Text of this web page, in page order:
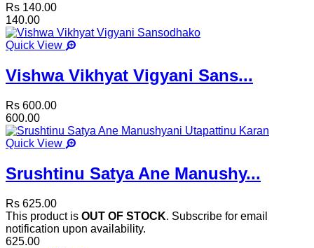
Rs 140.00
140.00
Quick View
Vishwa Vikhyat Vigyani Sans...
Rs 600.00
600.00
Quick View
Srushtinu Satya Ane Manushy...
Rs 625.00
This product is OUT OF STOCK. Subscribe for email
notification upon availability.
625.00